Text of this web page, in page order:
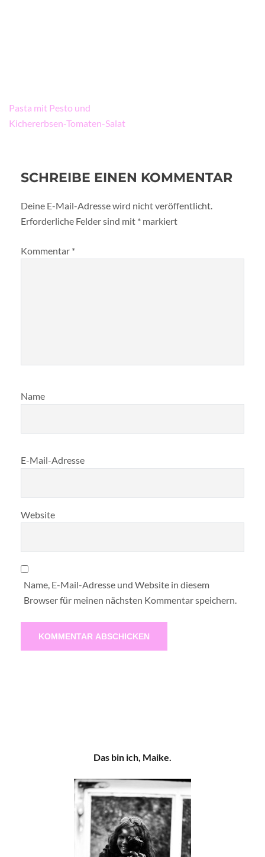
Beitragsnavigation
Pasta mit Pesto und
Kichererbsen-Tomaten-Salat
SCHREIBE EINEN KOMMENTAR
Deine E-Mail-Adresse wird nicht veröffentlicht.
Erforderliche Felder sind mit * markiert
Kommentar *
Name
E-Mail-Adresse
Website
Name, E-Mail-Adresse und Website in diesem
Browser für meinen nächsten Kommentar speichern.
Das bin ich, Maike.